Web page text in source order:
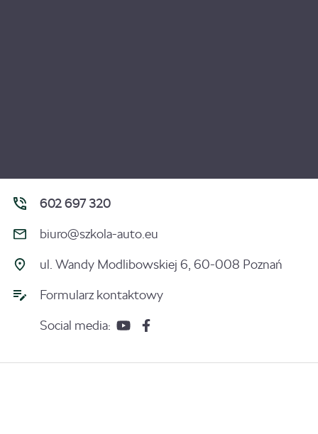
602 697 320
biuro@szkola-auto.eu
ul. Wandy Modlibowskiej 6, 60-008 Poznań
Formularz kontaktowy
Social media: